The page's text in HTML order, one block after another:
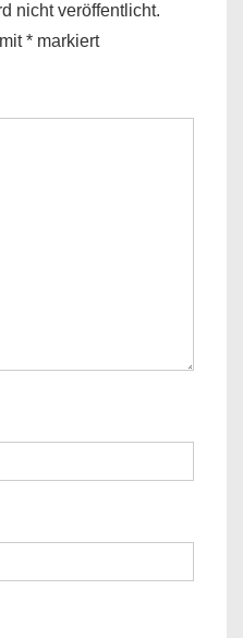
nicht veröffentlicht.
* markiert